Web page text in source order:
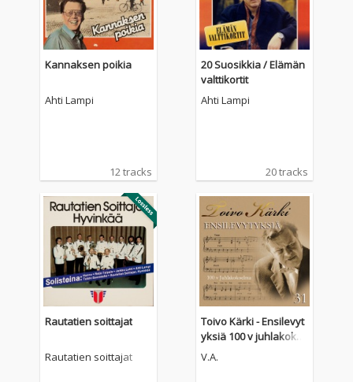
Kannaksen poikia
Ahti Lampi
12 tracks
20 Suosikkia / Elämän
valttikortit
Ahti Lampi
20 tracks
Rautatien soittajat
Rautatien soittajat
Toivo Kärki - Ensilevyt
yksiä 100 v juhlakoko
elma 31
V.A.